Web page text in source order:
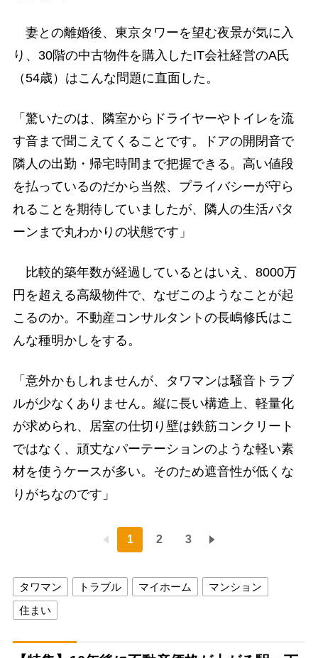
妻との離婚後、東京タワーを望む夜景が気に入
り、30階の中古物件を購入したIT会社経営のA氏
（54歳）はこんな問題に直面した。
「驚いたのは、隣室からドライヤーやトイレを流
す音まで聞こえてくることです。ドアの開閉音で
隣人の出勤・帰宅時間まで把握できる。高い値段
を払っているのだから当然、プライバシーが守ら
れることを期待していましたが、隣人の生活パタ
ーンまで丸わかりの状態です」
比較的築年数が経過しているとはいえ、8000万
円を超える高級物件で、なぜこのようなことが起
こるのか。不動産コンサルタントの長嶋修氏はこ
んな種明かしをする。
「意外かもしれませんが、タワマンは騒音トラブ
ルが少なくありません。縦に長い構造上、軽量化
が求められ、居室の仕切り壁は鉄筋コンクリート
ではなく、頑丈なパーテーションのような軽い素
材を使うケースが多い。そのため遮音性が低くな
りがちなのです」
1 2 3
タワマン トラブル マイホーム
マンション
住まい